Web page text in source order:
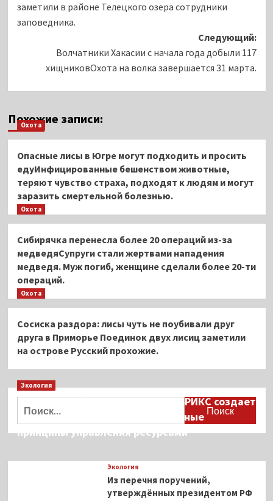
заметили в районе Телецкого озера сотрудники
заповедника.
Следующий:
Волчатники Хакасии с начала года добыли 117
хищниковОхота на волка завершается 31 марта.
Похожие записи:
Охота
Опасные лисы в Югре могут подходить и просить
едуИнфицированные бешенством животные,
теряют чувство страха, подходят к людям и могут
заразить смертельной болезнью.
Охота
Сибирячка перенесла более 20 операций из-за
медведяСупруги стали жертвами нападения
медведя. Муж погиб, женщине сделали более 20-ти
операций.
Охота
Сосиска раздора: лисы чуть не поубивали друг
друга в Приморье Поединок двух лисиц заметили
на острове Русский прохожие.
Экология
Дмитрий Кобылкин: площадка БРИКС создает
возможность сформировать единые
принципы управления ресурсами
Экология
Из перечня поручений,
утверждённых президентом РФ